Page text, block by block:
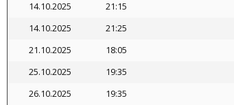
14.10.2025
21:15
14.10.2025
21:25
21.10.2025
18:05
25.10.2025
19:35
26.10.2025
19:35